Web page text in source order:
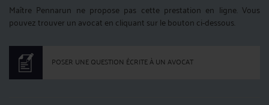
Maître Pennarun ne propose pas cette prestation en ligne. Vous
pouvez trouver un avocat en cliquant sur le bouton ci-dessous.
POSER UNE QUESTION ÉCRITE À UN AVOCAT